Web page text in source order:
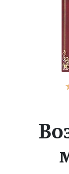
обсуждаемые